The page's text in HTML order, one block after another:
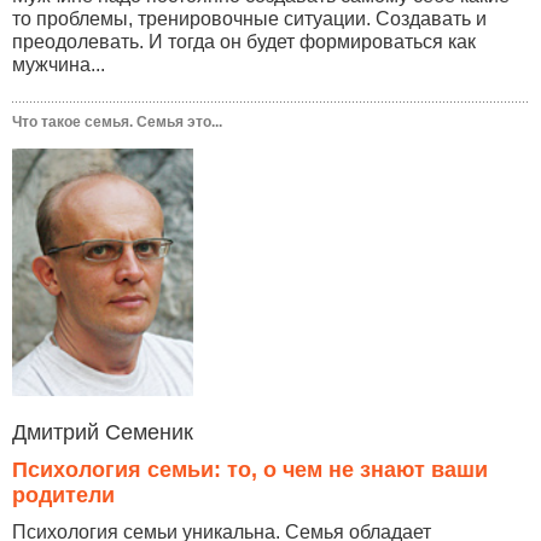
то проблемы, тренировочные ситуации. Создавать и
преодолевать. И тогда он будет формироваться как
мужчина...
Что такое семья. Семья это...
Дмитрий Семеник
Психология семьи: то, о чем не знают ваши
родители
Психология семьи уникальна. Семья обладает